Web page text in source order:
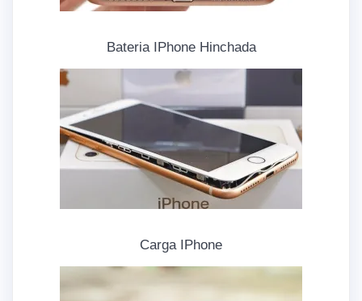
Bateria IPhone Hinchada
Carga IPhone